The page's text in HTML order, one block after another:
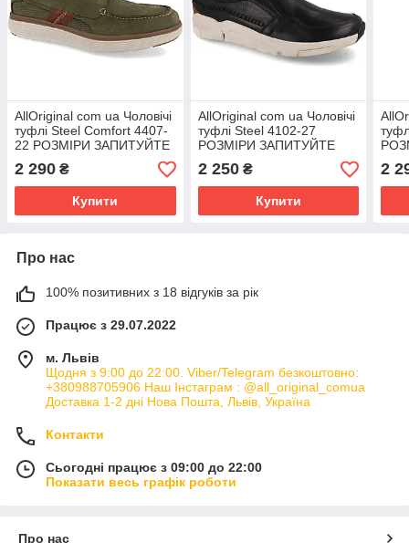
AllOriginal com ua Чоловічі
туфлі Steel Comfort 4407-
22 РОЗМІРИ ЗАПИТУЙТЕ
2 290 ₴
Купити
AllOriginal com ua Чоловічі
туфлі Steel 4102-27
РОЗМІРИ ЗАПИТУЙТЕ
2 250₴
Купити
2
Про нас
100% позитивних з 18 відгуків за рік
Працює з 29.07.2022
м. Львів
Щодня з 9:00 до 22:00. Viber/Telegram безкоштовно:
+380988705906 Наш Інстаграм : @all_original_comua
Доставка 1-2 дні Нова Пошта, Львів, Україна
Контакти
Сьогодні працює з 09:00 до 22:00
Показати весь графік роботи
Про нас